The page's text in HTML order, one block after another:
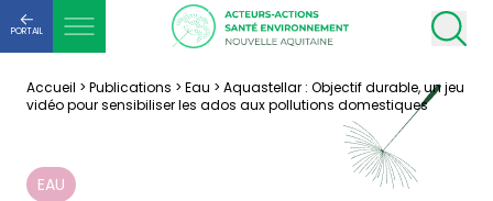
PORTAIL
Accueil > Publications > Eau > Aquastellar : Objectif durable, un jeu
vidéo pour sensibiliser les ados aux pollutions domestiques
EAU